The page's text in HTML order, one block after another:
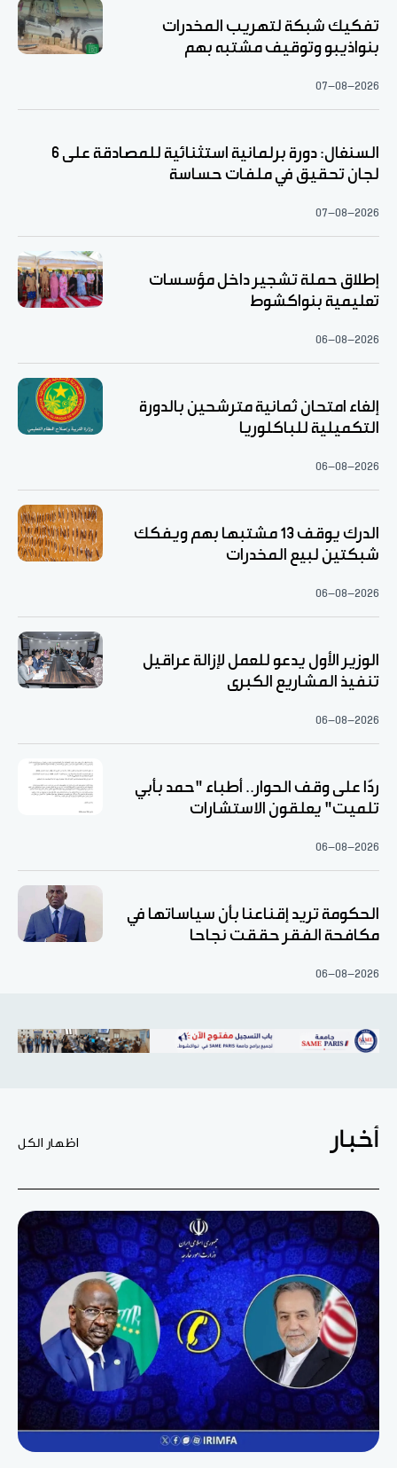
تفكيك شبكة لتهريب المخدرات
بنواذيبو وتوقيف مشتبه بهم
07-08-2026
السنغال: دورة برلمانية استثنائية للمصادقة على 6
لجان تحقيق في ملفات حساسة
07-08-2026
إطلاق حملة تشجير داخل مؤسسات
تعليمية بنواكشوط
06-08-2026
إلغاء امتحان ثمانية مترشحين بالدورة
التكميلية للباكلوريا
06-08-2026
الدرك يوقف 13 مشتبها بهم ويفكك
شبكتين لبيع المخدرات
06-08-2026
الوزير الأول يدعو للعمل لإزالة عراقيل
تنفيذ المشاريع الكبرى
06-08-2026
ردّا على وقف الحوار.. أطباء "حمد بأبي
تلميت" يعلقون الاستشارات
06-08-2026
الحكومة تريد إقناعنا بأن سياساتها في
مكافحة الفقر حققت نجاحا
06-08-2026
أخبار اظهار الكل